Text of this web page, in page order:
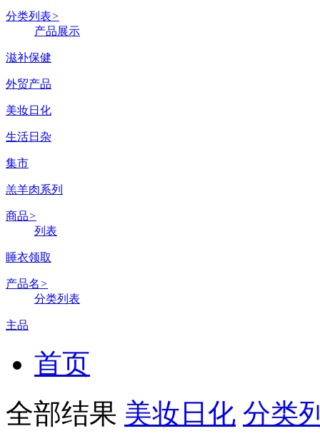
分类列表>
产品展示
滋补保健
外贸产品
美妆日化
生活日杂
集市
羔羊肉系列
商品>
列表
睡衣领取
产品名>
分类列表
主品
首页
全部结果 美妆日化 分类